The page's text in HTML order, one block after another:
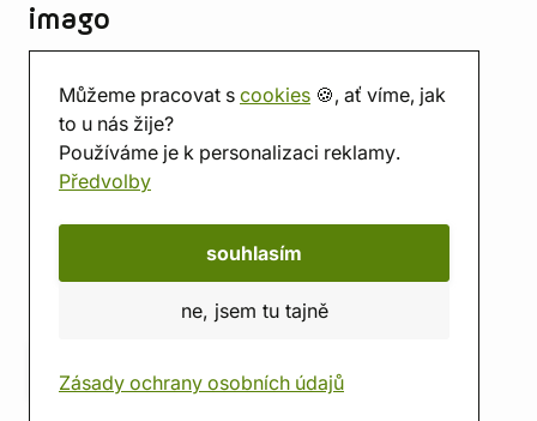
Můžeme pracovat s cookies 🍪, ať víme, jak
to u nás žije?
Používáme je k personalizaci reklamy.
Předvolby
souhlasím
ne, jsem tu tajně
Zásady ochrany osobních údajů
imago
Prodejna
Herna
O nás
Hodnocení obchodu